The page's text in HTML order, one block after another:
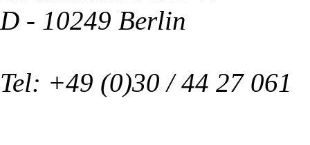
D - 10249 Berlin
Tel: +49 (0)30 / 44 27 061